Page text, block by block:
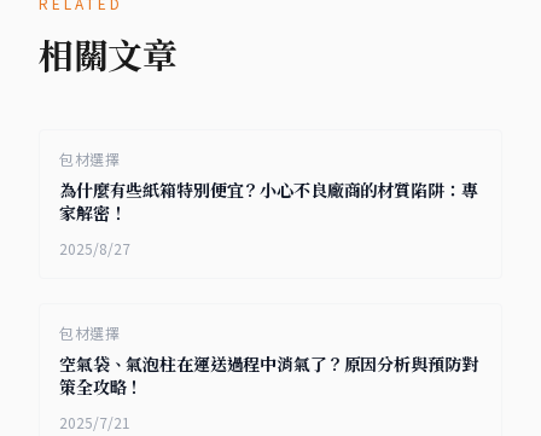
相關文章
包材選擇
為什麼有些紙箱特別便宜？小心不良廠商的材質陷阱：專
家解密！
2025/8/27
包材選擇
空氣袋、氣泡柱在運送過程中消氣了？原因分析與預防對
策全攻略！
2025/7/21